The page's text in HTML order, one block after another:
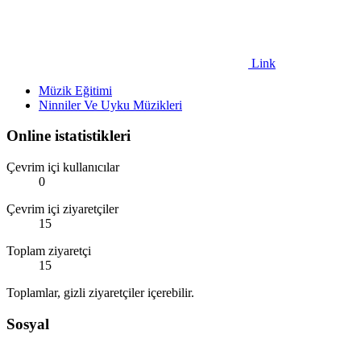
Link
Müzik Eğitimi
Ninniler Ve Uyku Müzikleri
Online istatistikleri
Çevrim içi kullanıcılar
0
Çevrim içi ziyaretçiler
15
Toplam ziyaretçi
15
Toplamlar, gizli ziyaretçiler içerebilir.
Sosyal